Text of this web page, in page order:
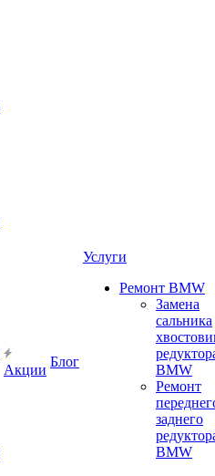
Акции
Блог
Услуги
Ремонт BMW
Замена
сальника
BMW
Ремонт
заднего
BMW